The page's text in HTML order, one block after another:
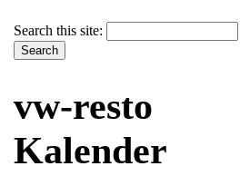
Search this site:
vw-resto
Kalender